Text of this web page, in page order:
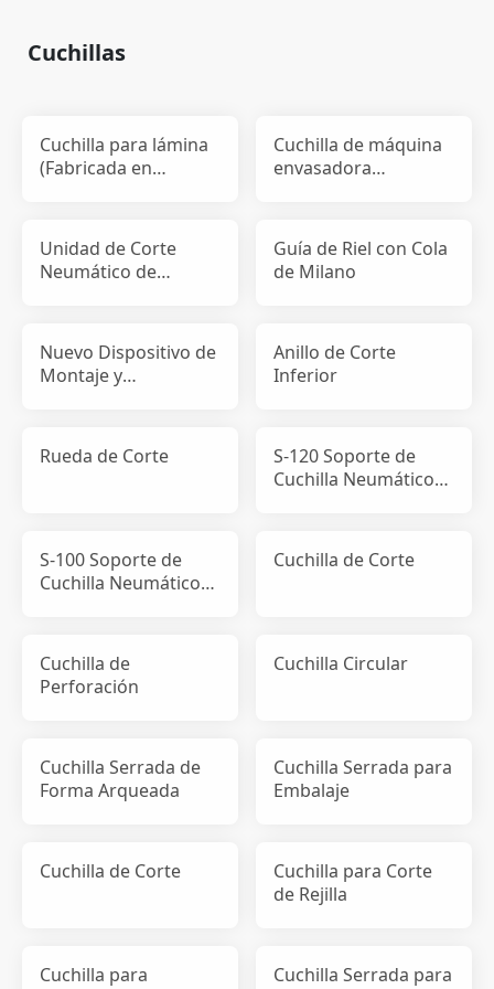
Cuchilla para lámina
(Fabricada en
Cuchilla de máquina
envasadora
Unidad de Corte
Neumático de
Guía de Riel con Cola
de Milano
Nuevo Dispositivo de
Montaje y
Anillo de Corte
Inferior
Rueda de Corte
S-120 Soporte de
Cuchilla Neumático
S-100 Soporte de
Cuchilla Neumático
Cuchilla de Corte
Cuchilla de
Perforación
Cuchilla Circular
Cuchilla Serrada de
Forma Arqueada
Cuchilla Serrada para
Embalaje
Cuchilla de Corte
Cuchilla para Corte
de Rejilla
Cuchilla para
Cuchilla Serrada para
Cuchillas